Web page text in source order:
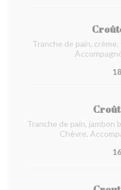
Tranche de pain,
Tranche de pain, jambon
Chèvre.